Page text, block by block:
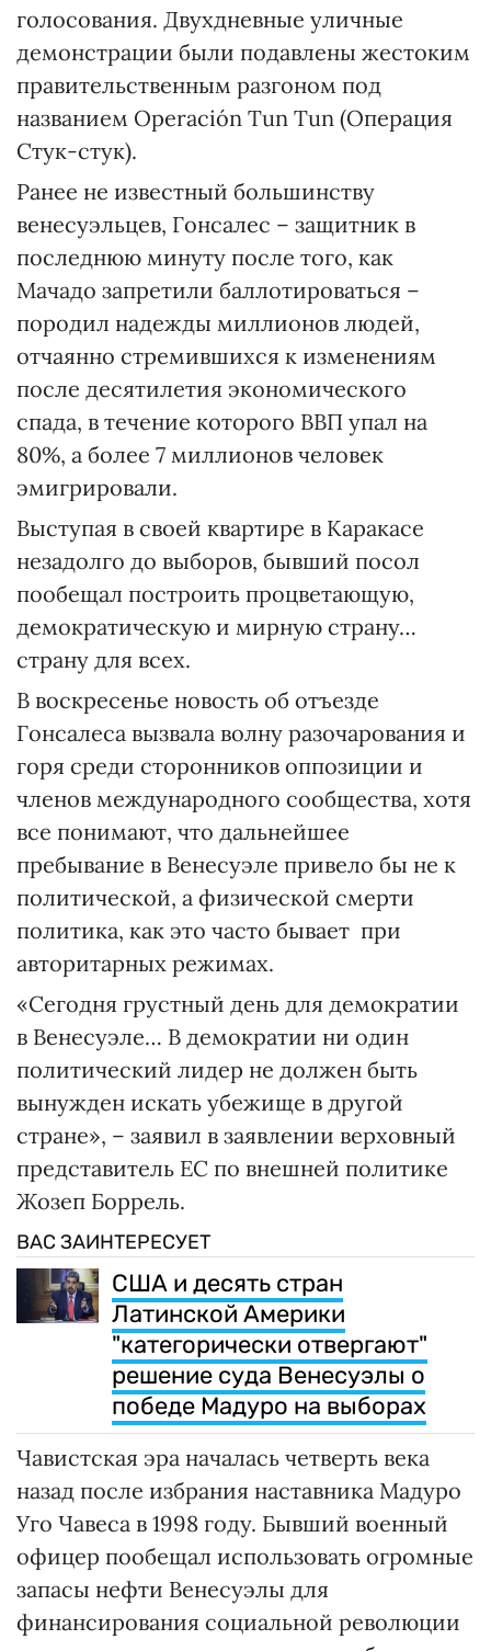
голосования. Двухдневные уличные
демонстрации были подавлены жестоким
правительственным разгоном под
названием Operación Tun Tun (Операция
Стук-стук).
Ранее не известный большинству
венесуэльцев, Гонсалес – защитник в
последнюю минуту после того, как
Мачадо запретили баллотироваться –
породил надежды миллионов людей,
отчаянно стремившихся к изменениям
после десятилетия экономического
спада, в течение которого ВВП упал на
80%, а более 7 миллионов человек
эмигрировали.
Выступая в своей квартире в Каракасе
незадолго до выборов, бывший посол
пообещал построить процветающую,
демократическую и мирную страну…
страну для всех.
В воскресенье новость об отъезде
Гонсалеса вызвала волну разочарования и
горя среди сторонников оппозиции и
членов международного сообщества, хотя
все понимают, что дальнейшее
пребывание в Венесуэле привело бы не к
политической, а физической смерти
политика, как это часто бывает при
авторитарных режимах.
«Сегодня грустный день для демократии
в Венесуэле… В демократии ни один
политический лидер не должен быть
вынужден искать убежище в другой
стране», – заявил в заявлении верховный
представитель ЕС по внешней политике
Жозеп Боррель.
ВАС ЗАИНТЕРЕСУЕТ
США и десять стран
Латинской Америки
"категорически отвергают"
решение суда Венесуэлы о
победе Мадуро на выборах
Чавистская эра началась четверть века
назад после избрания наставника Мадуро
Уго Чавеса в 1998 году. Бывший военный
офицер пообещал использовать огромные
запасы нефти Венесуэлы для
финансирования социальной революции